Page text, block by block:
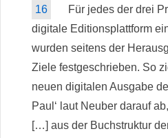
16
Für jedes der drei
digitale Editionsplattform
wurden seitens der
Ziele festgeschrieben. So
neuen digitalen Ausgabe
Paul‘ laut Neuber darauf
[…] aus der Buchstruktur